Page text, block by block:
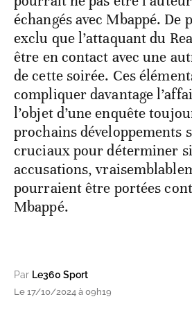
échangés avec Mbappé. De
exclu que l’attaquant du
être en contact avec une
de cette soirée. Ces
compliquer davantage
l’objet d’une enquête
prochains développements
cruciaux pour déterminer
accusations,
pourraient être portées
Mbappé.
Par Le360 Sport
Le 17/10/2024 à 09h19